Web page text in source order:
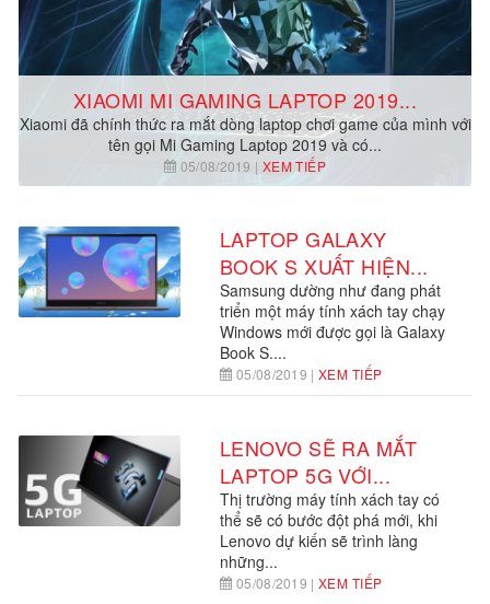
XIAOMI MI GAMING LAPTOP 2019...
Xiaomi đã chính thức ra mắt dòng laptop chơi game của mình với
tên gọi Mi Gaming Laptop 2019 và có...
05/08/2019 | XEM TIẾP
LAPTOP GALAXY
BOOK S XUẤT HIỆN...
Samsung dường như đang phát
triển một máy tính xách tay chạy
Windows mới được gọi là Galaxy
Book S....
05/08/2019 | XEM TIẾP
LENOVO SẼ RA MẮT
LAPTOP 5G VỚI...
Thị trường máy tính xách tay có
thể sẽ có bước đột phá mới, khi
Lenovo dự kiến sẽ trình làng
những...
05/08/2019 | XEM TIẾP